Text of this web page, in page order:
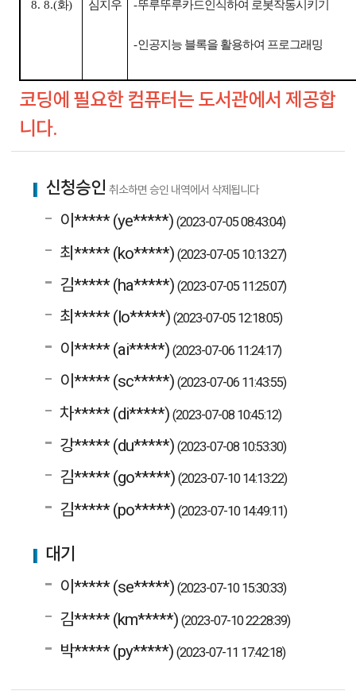
8. 8.(화) 심지우 -뚜루뚜루카드인식하여 로봇작동시키기
-인공지능 블록을 활용하여 프로그래밍
코딩에 필요한 컴퓨터는 도서관에서 제공합
니다.
신청승인 취소하면 승인 내역에서 삭제됩니다
이***** (ye*****) (2023-07-05 08:43:04)
최***** (ko*****) (2023-07-05 10:13:27)
김***** (ha*****) (2023-07-05 11:25:07)
최***** (lo*****) (2023-07-05 12:18:05)
이***** (ai*****) (2023-07-06 11:24:17)
이***** (sc*****) (2023-07-06 11:43:55)
차***** (di*****) (2023-07-08 10:45:12)
강***** (du*****) (2023-07-08 10:53:30)
김***** (go*****) (2023-07-10 14:13:22)
김***** (po*****) (2023-07-10 14:49:11)
대기
이***** (se*****) (2023-07-10 15:30:33)
김***** (km*****) (2023-07-10 22:28:39)
박***** (py*****) (2023-07-11 17:42:18)